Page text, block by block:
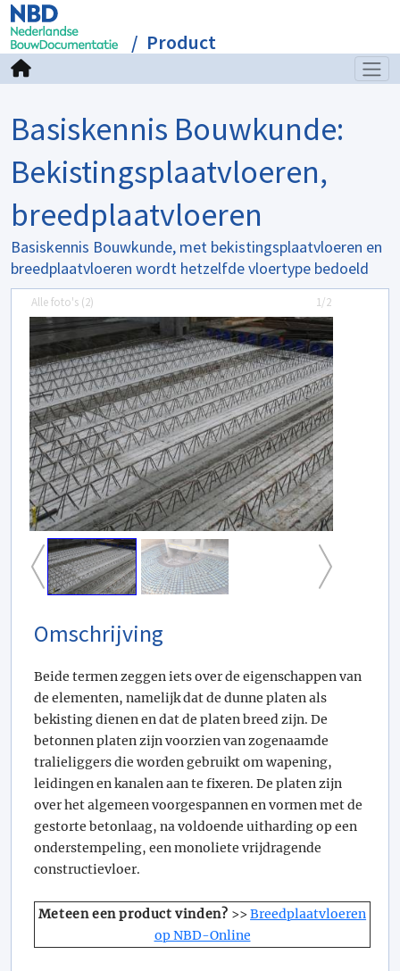
Product
Basiskennis Bouwkunde:
Bekistingsplaatvloeren,
breedplaatvloeren
Basiskennis Bouwkunde, met bekistingsplaatvloeren en
breedplaatvloeren wordt hetzelfde vloertype bedoeld
Alle foto's (2) 1/2
Omschrijving
Beide termen zeggen iets over de eigenschappen van
de elementen, namelijk dat de dunne platen als
bekisting dienen en dat de platen breed zijn. De
betonnen platen zijn voorzien van zogenaamde
tralieliggers die worden gebruikt om wapening,
leidingen en kanalen aan te fixeren. De platen zijn
over het algemeen voorgespannen en vormen met de
gestorte betonlaag, na voldoende uitharding op een
onderstempeling, een monoliete vrijdragende
constructievloer.
Meteen een product vinden? >>Breedplaatvloeren
op NBD-Online